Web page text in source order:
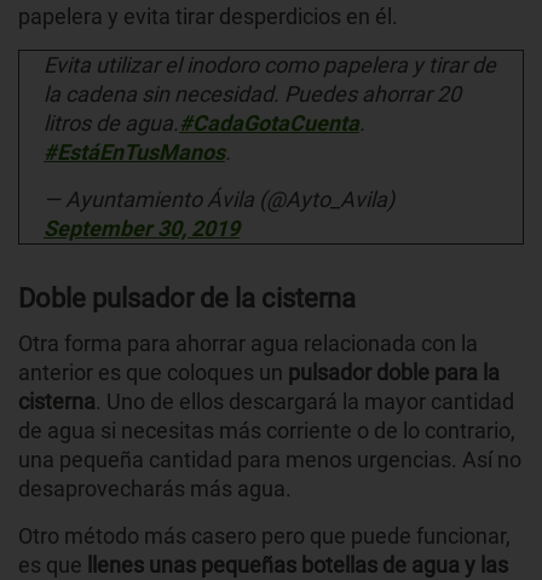
papelera y evita tirar desperdicios en él.
Evita utilizar el inodoro como papelera y tirar de
la cadena sin necesidad. Puedes ahorrar 20
litros de agua.#CadaGotaCuenta.
#EstáEnTusManos.
— Ayuntamiento Ávila (@Ayto_Avila)
September 30, 2019
Doble pulsador de la cisterna
Otra forma para ahorrar agua relacionada con la
anterior es que coloques un pulsador doble para la
cisterna. Uno de ellos descargará la mayor cantidad
de agua si necesitas más corriente o de lo contrario,
una pequeña cantidad para menos urgencias. Así no
desaprovecharás más agua.
Otro método más casero pero que puede funcionar,
es que
llenes unas pequeñas botellas de agua y las